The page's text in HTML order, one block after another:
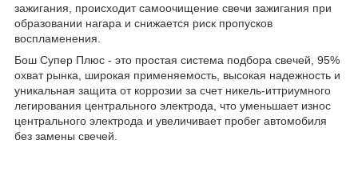
зажигания, происходит самоочищение свечи зажигания при
образовании нагара и снижается риск пропусков
воспламенения.
Бош Супер Плюс - это простая система подбора свечей, 95%
охват рынка, широкая применяемость, высокая надежность и
уникальная защита от коррозии за счет никель-иттриумного
легирования центрального электрода, что уменьшает износ
центрального электрода и увеличивает пробег автомобиля
без замены свечей.